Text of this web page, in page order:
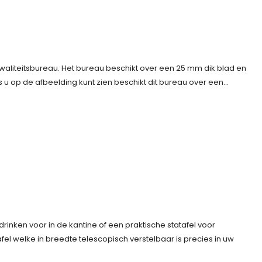
Het bureau beschikt over een 25 mm dik blad en
u op de afbeelding kunt zien beschikt dit bureau over een…
voor in de kantine of een praktische statafel voor
welke in breedte telescopisch verstelbaar is precies in uw